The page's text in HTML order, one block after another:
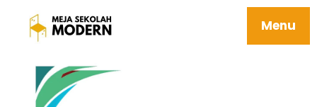
Menu
Minimalis Meja Belajar Anak Kuat